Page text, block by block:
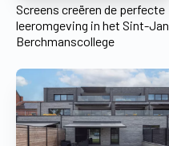
Screens creëren de perfecte
leeromgeving in het Sint-Jan
Berchmanscollege